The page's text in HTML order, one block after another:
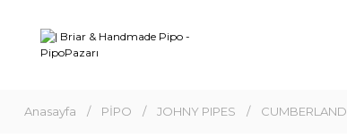
Anasayfa PİPO JOHNY PIPES CUMBERLAND